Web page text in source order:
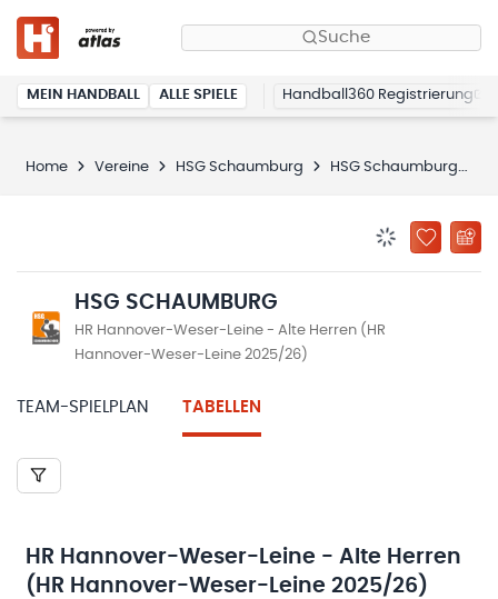
Suche
MEIN HANDBALL ALLE SPIELE Handball360 Registrierung
Home Vereine HSG Schaumburg HSG Schaumburg
ZU
HSG SCHAUMBURG
HR Hannover-Weser-Leine - Alte Herren (HR
Hannover-Weser-Leine 2025/26)
TEAM-SPIELPLAN TABELLEN
HR Hannover-Weser-Leine - Alte Herren
(HR Hannover-Weser-Leine 2025/26)